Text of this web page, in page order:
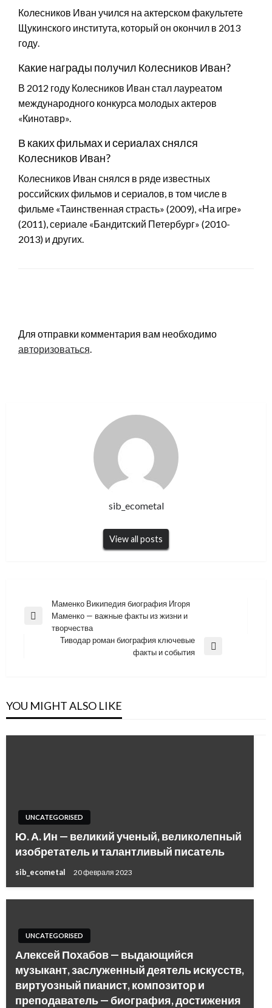
Колесников Иван учился на актерском факультете
Щукинского института, который он окончил в 2013
году.
Какие награды получил Колесников Иван?
В 2012 году Колесников Иван стал лауреатом
международного конкурса молодых актеров
«Кинотавр».
В каких фильмах и сериалах снялся
Колесников Иван?
Колесников Иван снялся в ряде известных
российских фильмов и сериалов, в том числе в
фильме «Таинственная страсть» (2009), «На игре»
(2011), сериале «Бандитский Петербург» (2010-
2013) и других.
Для отправки комментария вам необходимо
авторизоваться.
sib_ecometal
View all posts
Навигация
по
записям
Previous
Маменко Википедия биография Игоря
Маменко — важные факты из жизни и
творчества
Тиводар роман биография ключевые
факты и события
YOU MIGHT ALSO LIKE
UNCATEGORISED
Ю. А. Ин — великий ученый, великолепный
изобретатель и талантливый писатель
sib_ecometal 20 февраля 2023
UNCATEGORISED
Алексей Похабов — выдающийся
музыкант, заслуженный деятель искусств,
виртуозный пианист, композитор и
преподаватель — биография, достижения